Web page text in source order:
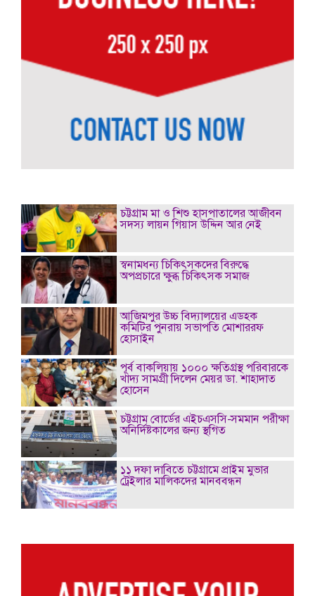
চট্টগ্রাম মা ও শিশু হাসপাতালের আজীবন
সদস্য লায়ন গিয়াস উদ্দিন আর নেই
স্বনামধন্য চিকিৎসকদের বিরুদ্ধে
অপপ্রচারে ক্ষুব্ধ চিকিৎসক সমাজ
আজিমপুর উচ্চ বিদ্যালয়ের এডহক
কমিটির পুনরায় সভাপতি মোশাররফ
হোসাইন
পূর্ব বাকলিয়ায় ১০০০ ক্ষতিগ্রস্থ পরিবারকে
খাদ্য সামগ্রী দিলেন মেয়র ডা. শাহাদাত
হোসেন
চট্টগ্রাম বোর্ডের এইচএসসি-সমমান পরীক্ষা
অনির্দিষ্টকালের জন্য স্থগিত
১১ দফা দাবিতে চট্টগ্রামে প্রাইম মুভার
ট্রেইলার মালিকদের মানববন্ধন